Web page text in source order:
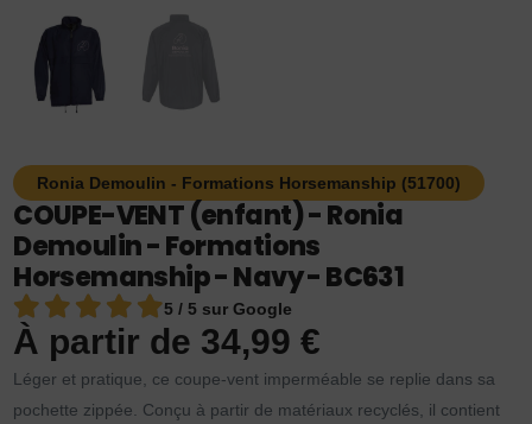
Ronia Demoulin - Formations Horsemanship (51700)
COUPE-VENT (enfant) - Ronia
Demoulin - Formations
Horsemanship - Navy - BC631
5 / 5 sur Google
À partir de 34,99€
Léger et pratique, ce coupe-vent imperméable se replie dans sa
pochette zippée. Conçu à partir de matériaux recyclés, il contient